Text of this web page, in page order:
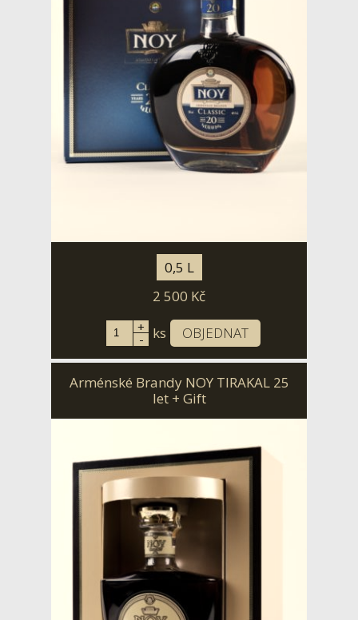
0,5 L
2 500 Kč
+
- ks OBJEDNAT
Arménské Brandy NOY TIRAKAL 25
let + Gift